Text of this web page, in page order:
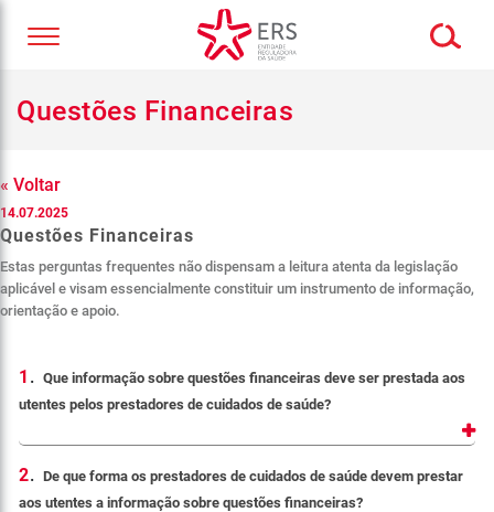
Questões Financeiras
« Voltar
14.07.2025
Questões Financeiras
Estas perguntas frequentes não dispensam a leitura atenta da legislação
aplicável e visam essencialmente constituir um instrumento de informação,
orientação e apoio.
1 . Que informação sobre questões financeiras deve ser prestada aos
utentes pelos prestadores de cuidados de saúde?
2. De que forma os prestadores de cuidados de saúde devem prestar
aos utentes a informação sobre questões financeiras?